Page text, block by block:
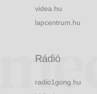
videa.hu
lapcentrum.hu
Rádió
radio1gong.hu